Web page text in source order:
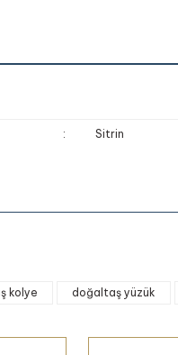
: Sitrin
ederiz.
veya görüntülenemiyor.
kolye doğaltaş yüzük